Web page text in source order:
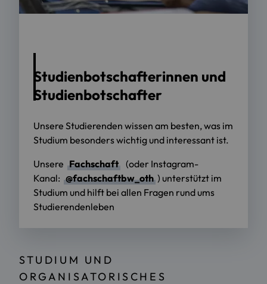
Studienbotschafterinnen und
Studienbotschafter
Unsere Studierenden wissen am besten, was im
Studium besonders wichtig und interessant ist.
Unsere Fachschaft (oder Instagram-
Kanal: @fachschaftbw_oth ) unterstützt im
Studium und hilft bei allen Fragen rund ums
Studierendenleben
STUDIUM UND
ORGANISATORISCHES